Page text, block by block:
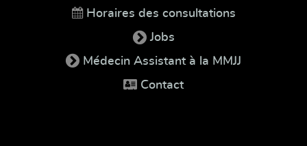
Horaires des consultations
Jobs
Médecin Assistant à la MMJJ
Contact